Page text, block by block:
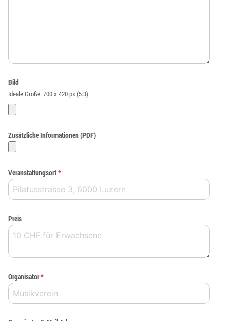
Bild
Ideale Größe: 700 x 420 px (5:3)
Zusätzliche Informationen (PDF)
Veranstaltungsort*
Preis
Organisator*